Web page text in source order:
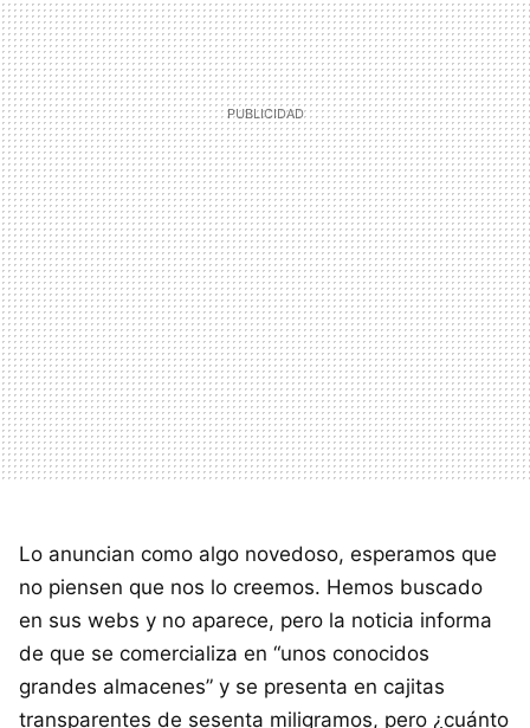
Lo anuncian como algo novedoso, esperamos que
no piensen que nos lo creemos. Hemos buscado
en sus webs y no aparece, pero la noticia informa
de que se comercializa en “unos conocidos
grandes almacenes” y se presenta en cajitas
transparentes de sesenta miligramos, pero ¿cuánto